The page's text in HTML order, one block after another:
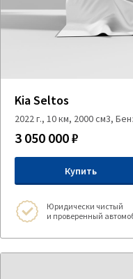
Kia Seltos
2022 г., 10 км, 2000 см3,
3 050 000 ₽
Купить
Юридически чистый
и проверенный